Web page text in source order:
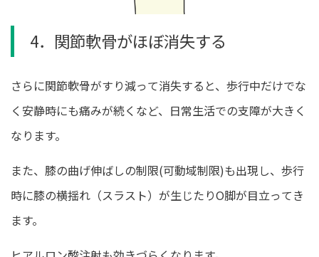
4．関節軟骨がほぼ消失する
さらに関節軟骨がすり減って消失すると、歩行中だけでな
く安静時にも痛みが続くなど、日常生活での支障が大きく
なります。
また、膝の曲げ伸ばしの制限(可動域制限)も出現し、歩行
時に膝の横揺れ（スラスト）が生じたりO脚が目立ってき
ます。